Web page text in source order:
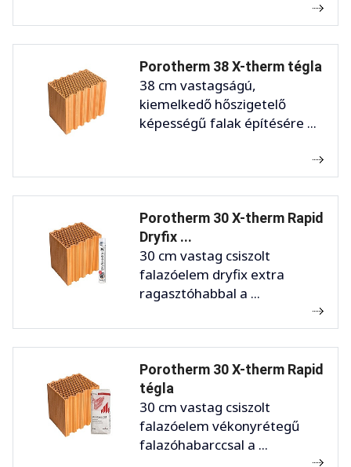
Porotherm 38 X-therm tégla
38 cm vastagságú,
kiemelkedő hőszigetelő
képességű falak építésére ...
Porotherm 30 X-therm Rapid
Dryfix ...
30 cm vastag csiszolt
falazóelem dryfix extra
ragasztóhabbal a ...
Porotherm 30 X-therm Rapid
tégla
30 cm vastag csiszolt
falazóelem vékonyrétegű
falazóhabarccsal a ...